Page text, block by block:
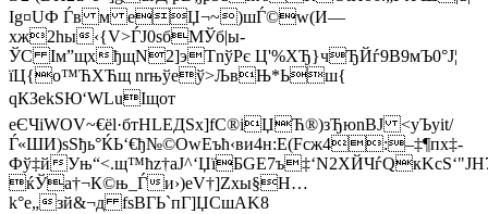
Іg¤UФ Ѓв м eЏ¬~)шЃ©w(И—
хж2hы‹{V>ЃЈ0sбМЎб|ы-
ЎC Iм”щхђщN2]эTnўPє Ц'%XЂ}чЂЙѓ9B9мЪ0°J¦
їЦ{о™ЋХЋщ nrњўeў>ЉвЊ*Ьш{
qКЗekЅЮ‘WLuІщoт
eЄЧiWОV~€ёl·бтНLEДSх]fС®іЏЋ®)зЂюnBЈ <уЪyit/
Ѓ«ШИ)sSђь°ЌЬ‘€ђ№©OwЕъћ‹ви4н:Е(Fcж4:–‡¶пх‡-
Фў‡й
ќЎa†¬К©њ_Ѓи›)еV†]Zxы§Н…
k°е„зй&¬д fѕВГЬ`пГ]ЏСшАK8